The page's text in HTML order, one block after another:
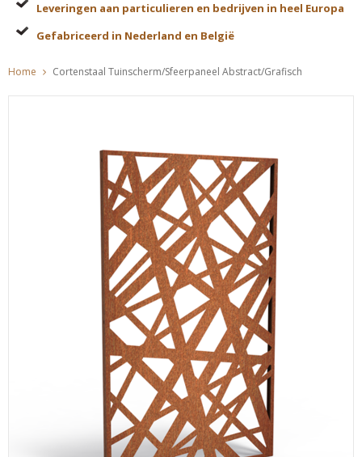
Leveringen aan particulieren en bedrijven in heel Europa
Gefabriceerd in Nederland en België
Home Cortenstaal Tuinscherm/Sfeerpaneel Abstract/Grafisch